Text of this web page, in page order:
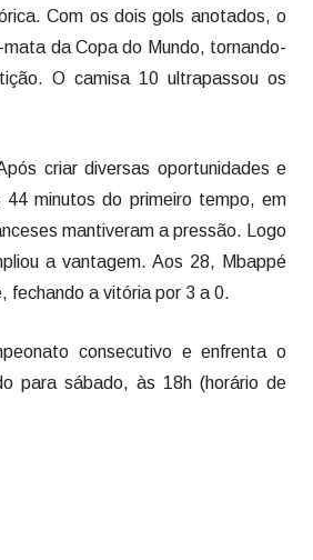
Com os dois gols anotados, o
da Copa do Mundo, tornando-
O camisa 10 ultrapassou os
criar diversas oportunidades e
minutos do primeiro tempo, em
mantiveram a pressão. Logo
a vantagem. Aos 28, Mbappé
fechando a vitória por 3 a 0.
consecutivo e enfrenta o
para sábado, às 18h (horário de